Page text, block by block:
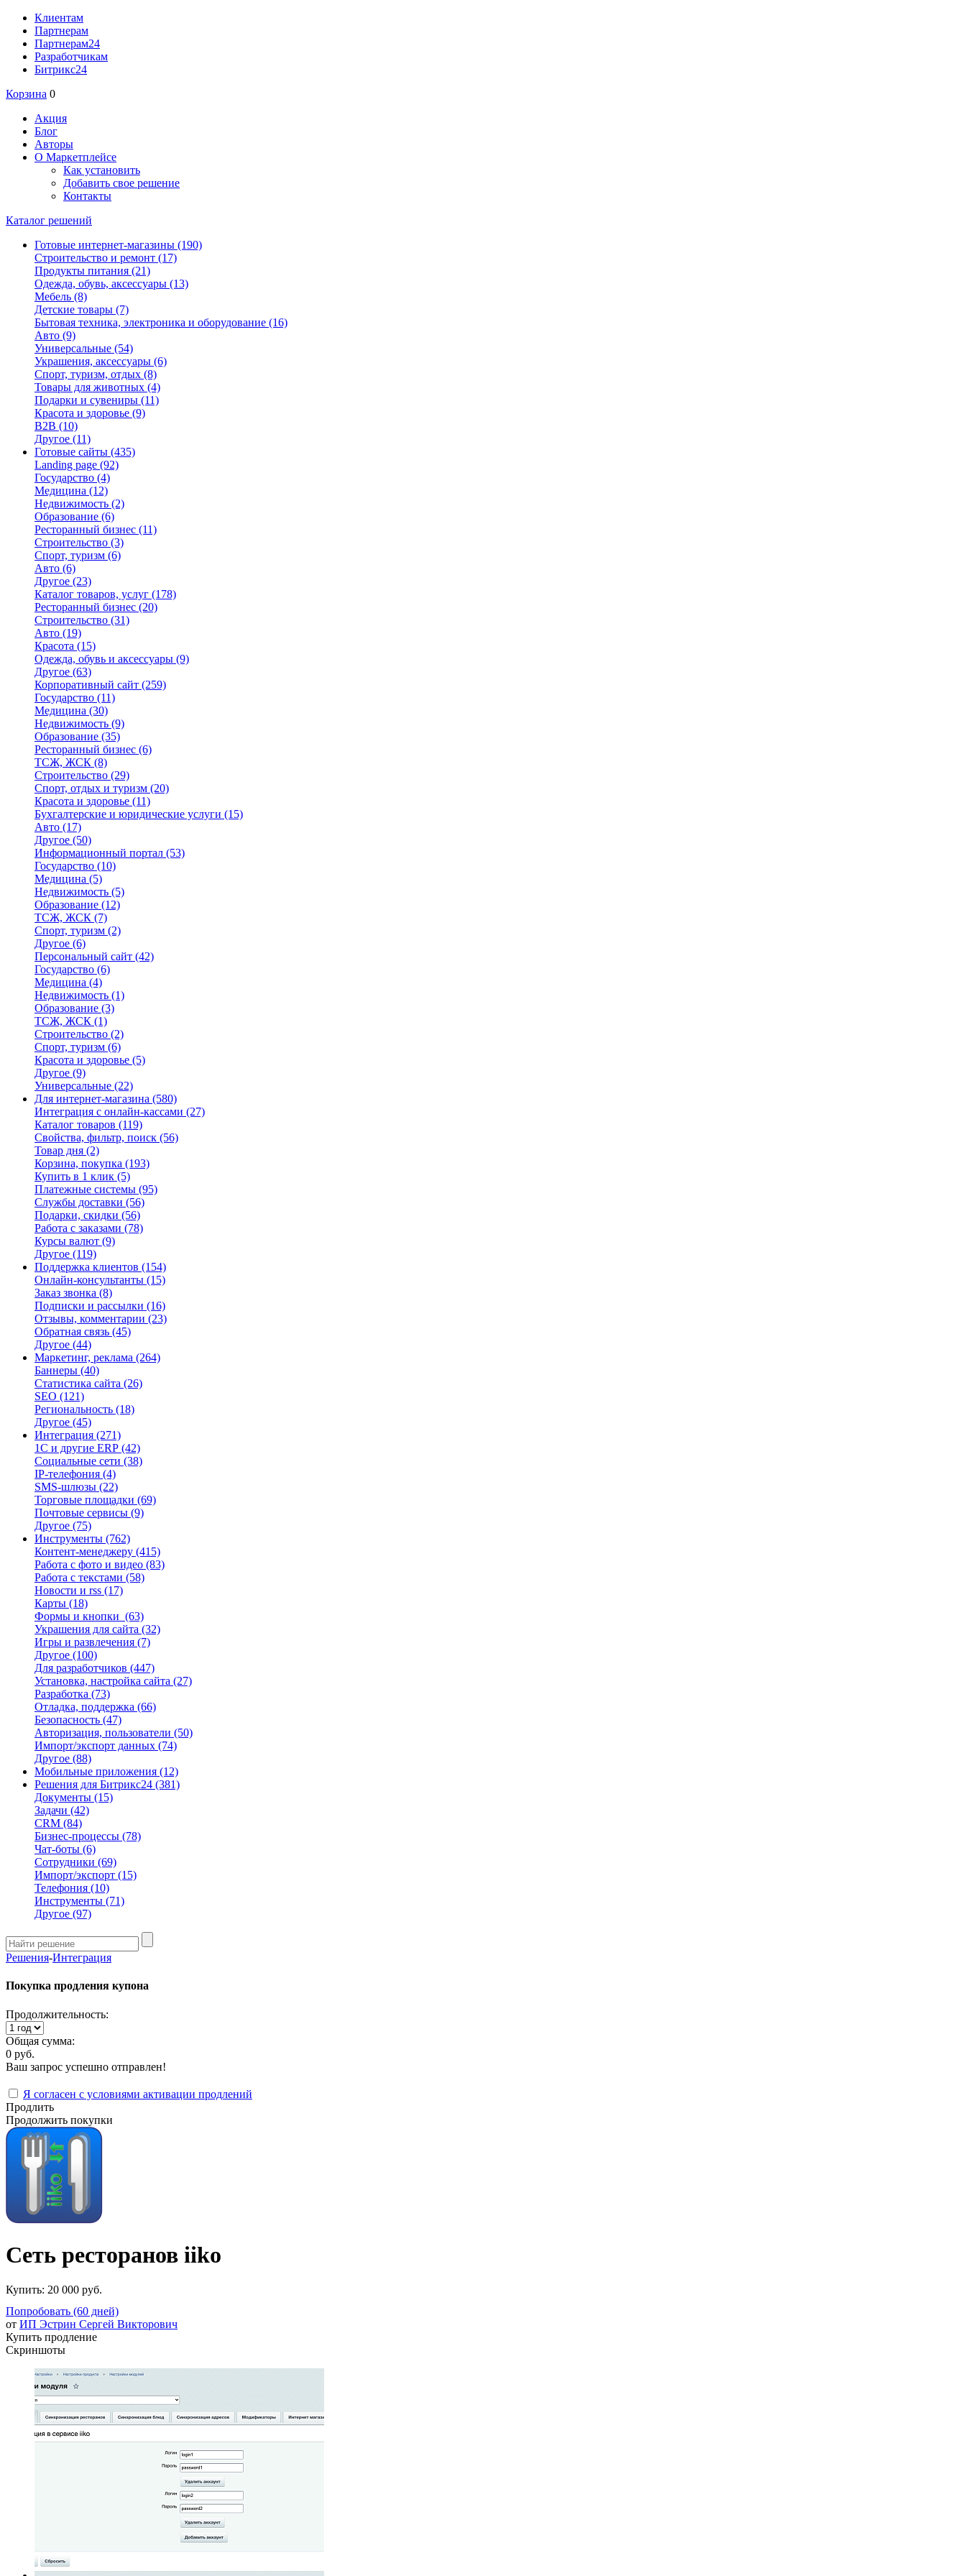
Клиентам
Партнерам
Партнерам24
Разработчикам
Битрикс24
Корзина 0
Акция
Блог
Авторы
О Маркетплейсе
Как установить
Добавить свое решение
Контакты
Каталог решений
Готовые интернет-магазины (190)
Строительство и ремонт (17)
Продукты питания (21)
Одежда, обувь, аксессуары (13)
Мебель (8)
Детские товары (7)
Бытовая техника, электроника и оборудование (16)
Авто (9)
Универсальные (54)
Украшения, аксессуары (6)
Спорт, туризм, отдых (8)
Товары для животных (4)
Подарки и сувениры (11)
Красота и здоровье (9)
B2B (10)
Другое (11)
Готовые сайты (435)
Landing page (92)
Государство (4)
Медицина (12)
Недвижимость (2)
Образование (6)
Ресторанный бизнес (11)
Строительство (3)
Спорт, туризм (6)
Авто (6)
Другое (23)
Каталог товаров, услуг (178)
Ресторанный бизнес (20)
Строительство (31)
Авто (19)
Красота (15)
Одежда, обувь и аксессуары (9)
Другое (63)
Корпоративный сайт (259)
Государство (11)
Медицина (30)
Недвижимость (9)
Образование (35)
Ресторанный бизнес (6)
ТСЖ, ЖСК (8)
Строительство (29)
Спорт, отдых и туризм (20)
Красота и здоровье (11)
Бухгалтерские и юридические услуги (15)
Авто (17)
Другое (50)
Информационный портал (53)
Государство (10)
Медицина (5)
Недвижимость (5)
Образование (12)
ТСЖ, ЖСК (7)
Спорт, туризм (2)
Другое (6)
Персональный сайт (42)
Государство (6)
Медицина (4)
Недвижимость (1)
Образование (3)
ТСЖ, ЖСК (1)
Строительство (2)
Спорт, туризм (6)
Красота и здоровье (5)
Другое (9)
Универсальные (22)
Для интернет-магазина (580)
Интеграция с онлайн-кассами (27)
Каталог товаров (119)
Свойства, фильтр, поиск (56)
Товар дня (2)
Корзина, покупка (193)
Купить в 1 клик (5)
Платежные системы (95)
Службы доставки (56)
Подарки, скидки (56)
Работа с заказами (78)
Курсы валют (9)
Другое (119)
Поддержка клиентов (154)
Онлайн-консультанты (15)
Заказ звонка (8)
Подписки и рассылки (16)
Отзывы, комментарии (23)
Обратная связь (45)
Другое (44)
Маркетинг, реклама (264)
Баннеры (40)
Статистика сайта (26)
SEO (121)
Региональность (18)
Другое (45)
Интеграция (271)
1С и другие ERP (42)
Социальные сети (38)
IP-телефония (4)
SMS-шлюзы (22)
Торговые площадки (69)
Почтовые сервисы (9)
Другое (75)
Инструменты (762)
Контент-менеджеру (415)
Работа с фото и видео (83)
Работа с текстами (58)
Новости и rss (17)
Карты (18)
Формы и кнопки (63)
Украшения для сайта (32)
Игры и развлечения (7)
Другое (100)
Для разработчиков (447)
Установка, настройка сайта (27)
Разработка (73)
Отладка, поддержка (66)
Безопасность (47)
Авторизация, пользователи (50)
Импорт/экспорт данных (74)
Другое (88)
Мобильные приложения (12)
Решения для Битрикс24 (381)
Документы (15)
Задачи (42)
CRM (84)
Бизнес-процессы (78)
Чат-боты (6)
Сотрудники (69)
Импорт/экспорт (15)
Телефония (10)
Инструменты (71)
Другое (97)
Решения-Интеграция
Покупка продления купона
Продолжительность:
Общая сумма:
0 руб.
Ваш запрос успешно отправлен!
Я согласен с условиями активации продлений
Продлить
Продолжить покупки
Сеть ресторанов iiko
Купить: 20 000 руб.
Попробовать (60 дней)
от ИП Эстрин Сергей Викторович
Купить продление
Скриншоты